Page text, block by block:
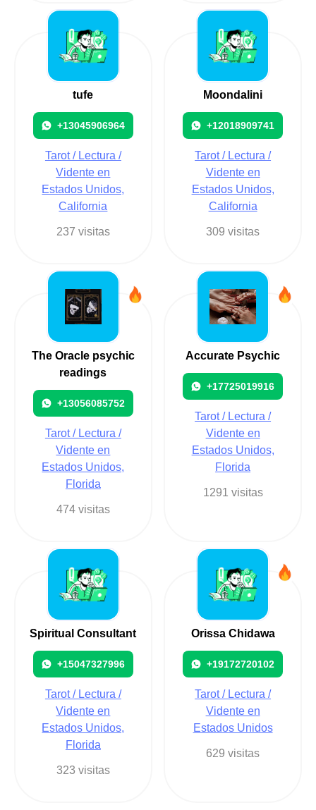
tufe
+13045906964
Tarot / Lectura /
Vidente en
Estados Unidos,
California
237 visitas
Moondalini
+12018909741
Tarot / Lectura /
Vidente en
Estados Unidos,
California
309 visitas
The Oracle psychic
readings
+13056085752
Tarot / Lectura /
Vidente en
Estados Unidos,
Florida
474 visitas
Accurate Psychic
+17725019916
Tarot / Lectura /
Vidente en
Estados Unidos,
Florida
1291 visitas
Spiritual Consultant
+15047327996
Tarot / Lectura /
Vidente en
Estados Unidos,
Florida
323 visitas
Orissa Chidawa
+19172720102
Tarot / Lectura /
Vidente en
Estados Unidos
629 visitas